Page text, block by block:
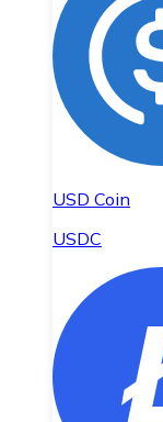
USD Coin
USDC